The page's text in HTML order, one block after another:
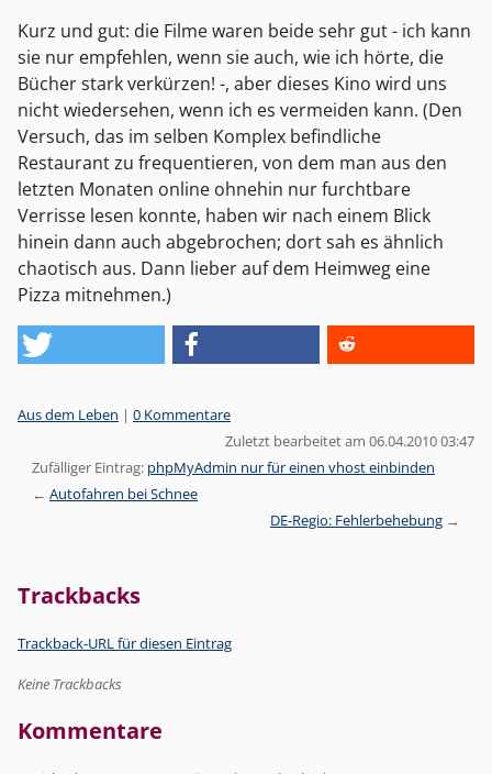
Kurz und gut: die Filme waren beide sehr gut - ich kann
sie nur empfehlen, wenn sie auch, wie ich hörte, die
Bücher stark verkürzen! -, aber dieses Kino wird uns
nicht wiedersehen, wenn ich es vermeiden kann. (Den
Versuch, das im selben Komplex befindliche
Restaurant zu frequentieren, von dem man aus den
letzten Monaten online ohnehin nur furchtbare
Verrisse lesen konnte, haben wir nach einem Blick
hinein dann auch abgebrochen; dort sah es ähnlich
chaotisch aus. Dann lieber auf dem Heimweg eine
Pizza mitnehmen.)
Kategorien:
Aus dem Leben | 0 Kommentare
Zuletzt bearbeitet am 06.04.2010 03:47
Zufälliger Eintrag: phpMyAdmin nur für einen vhost einbinden
Autofahren bei Schnee
DE-Regio: Fehlerbehebung
Trackbacks
Trackback-URL für diesen Eintrag
Keine Trackbacks
Kommentare